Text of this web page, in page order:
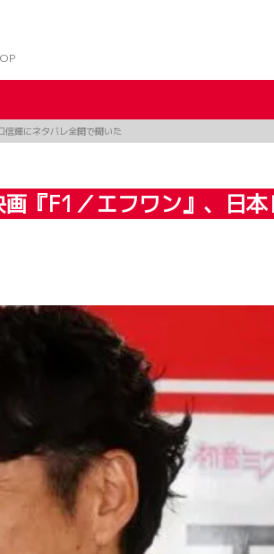
信輝にネタバレ全開で聞いた
『F1／エフワン』、日